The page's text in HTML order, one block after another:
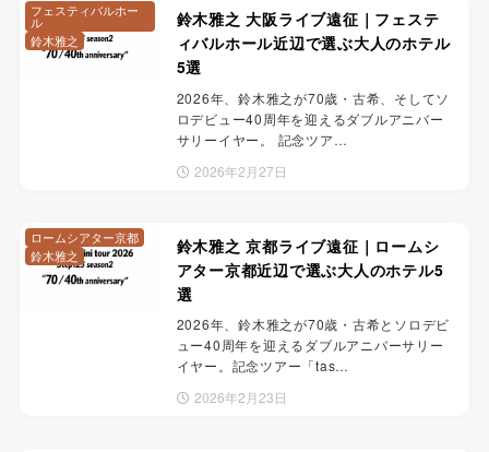
鈴木雅之 大阪ライブ遠征｜フェステ
ィバルホール近辺で選ぶ大人のホテル
5選
2026年、鈴木雅之が70歳・古希、そしてソ
ロデビュー40周年を迎えるダブルアニバー
サリーイヤー。 記念ツア…
2026年2月27日
フェスティバルホー
ル
鈴木雅之
鈴木雅之 京都ライブ遠征｜ロームシ
アター京都近辺で選ぶ大人のホテル5
選
2026年、鈴木雅之が70歳・古希とソロデビ
ュー40周年を迎えるダブルアニバーサリー
イヤー。記念ツアー「tas…
2026年2月23日
ロームシアター京都
鈴木雅之